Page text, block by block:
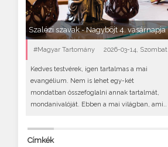
Szalézi szavak - Nagyböjt 4. vasárnapja
#Magyar Tartomány 2026-03-14, Szombat
Kedves testvérek, igen tartalmas a mai
evangélium. Nem is lehet egy-két
mondatban összefoglalni annak tartalmát,
mondanivalóját. Ebben a mai világban, ami..
Címkék